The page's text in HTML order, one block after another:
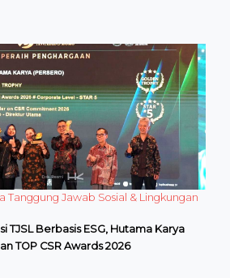
Tanggung Jawab Sosial & Lingkungan
TJSL Berbasis ESG, Hutama Karya
TOP CSR Awards 2026